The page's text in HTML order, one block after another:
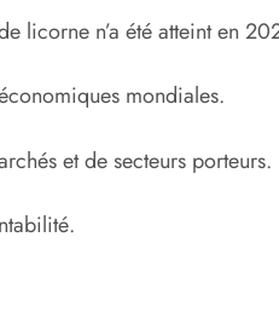
licorne n’a été atteint en
mondiales.
et de secteurs porteurs.